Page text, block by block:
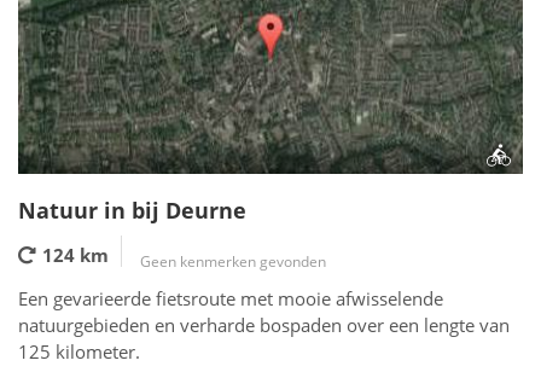
Natuur in bij Deurne
124 km Geen kenmerken gevonden
Een gevarieerde fietsroute met mooie afwisselende
natuurgebieden en verharde bospaden over een lengte van
125 kilometer.